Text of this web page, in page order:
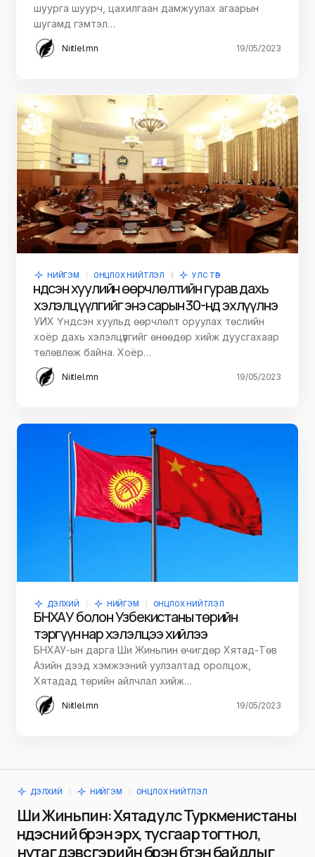
шуурга шуурч, цахилгаан дамжуулах агаарын
шугамд гэмтэл…
Niitlel.mn 19/05/2023
НИЙГЭМ ОНЦЛОХ НИЙТЛЭЛ УЛС ТӨР
Үндсэн хуулийн өөрчлөлтийн гурав дахь
хэлэлцүүлгийг энэ сарын 30-нд эхлүүлнэ
УИХ Үндсэн хуульд өөрчлөлт оруулах төслийн
хоёр дахь хэлэлцүүлгийг өнөөдөр хийж дуусгахаар
төлөвлөж байна. Хоёр…
Niitlel.mn 19/05/2023
ДЭЛХИЙ НИЙГЭМ ОНЦЛОХ НИЙТЛЭЛ
БНХАУ болон Узбекистаны төрийн
тэргүүн нар хэлэлцээ хийлээ
БНХАУ-ын дарга Ши Жиньпин өчигдөр Хятад-Төв
Азийн дээд хэмжээний уулзалтад оролцож,
Хятадад төрийн айлчлал хийж…
Niitlel.mn 19/05/2023
ДЭЛХИЙ НИЙГЭМ ОНЦЛОХ НИЙТЛЭЛ
Ши Жиньпин: Хятад улс Туркменистаны
үндэсний бүрэн эрх, тусгаар тогтнол,
нутаг дэвсгэрийн бүрэн бүтэн байдлыг